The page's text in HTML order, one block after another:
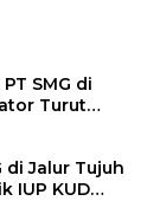
SMG di
Turut
di Jalur Tujuh
IUP KUD